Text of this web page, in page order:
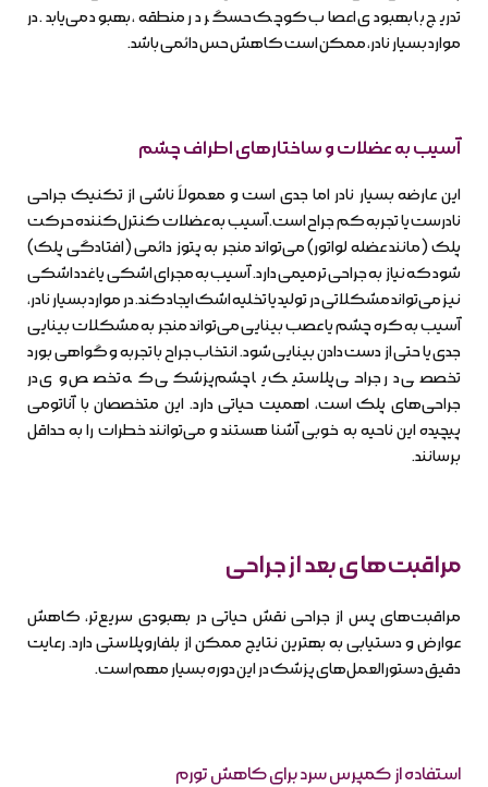
تدریج با بهبودی اعصاب کوچک حسگر در منطقه، بهبود می‌یابد. در
موارد بسیار نادر، ممکن است کاهش حس دائمی باشد.
آسیب به عضلات و ساختارهای اطراف چشم
این عارضه بسیار نادر اما جدی است و معمولاً ناشی از تکنیک جراحی
نادرست یا تجربه کم جراح است. آسیب به عضلات کنترل‌کننده حرکت
پلک (مانند عضله لواتور) می‌تواند منجر به پتوز دائمی (افتادگی پلک)
شود که نیاز به جراحی ترمیمی دارد. آسیب به مجرای اشکی یا غدد اشکی
نیز می‌تواند مشکلاتی در تولید یا تخلیه اشک ایجاد کند. در موارد بسیار نادر،
آسیب به کره چشم یا عصب بینایی می‌تواند منجر به مشکلات بینایی
جدی یا حتی از دست دادن بینایی شود. انتخاب جراح با تجربه و گواهی بورد
تخصصی در جراحی پلاستیک یا چشم‌پزشکی که تخصص وی در
جراحی‌های پلک است، اهمیت حیاتی دارد. این متخصصان با آناتومی
پیچیده این ناحیه به خوبی آشنا هستند و می‌توانند خطرات را به حداقل
برسانند.
مراقبت‌های بعد از جراحی
مراقبت‌های پس از جراحی نقش حیاتی در بهبودی سریع‌تر، کاهش
عوارض و دستیابی به بهترین نتایج ممکن از بلفاروپلاستی دارد. رعایت
دقیق دستورالعمل‌های پزشک در این دوره بسیار مهم است.
استفاده از کمپرس سرد برای کاهش تورم